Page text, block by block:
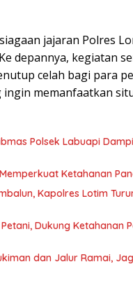
jajaran Polres
depannya, kegiatan
celah bagi para
memanfaatkan
Polsek Labuapi
Ketahanan
Kapolres Lotim
Dukung Ketahanan
dan Jalur Ramai,